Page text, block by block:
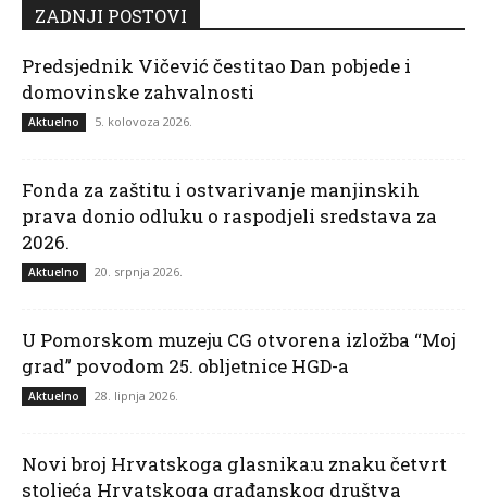
ZADNJI POSTOVI
Predsjednik Vičević čestitao Dan pobjede i
domovinske zahvalnosti
Aktuelno 5. kolovoza 2026.
Fonda za zaštitu i ostvarivanje manjinskih
prava donio odluku o raspodjeli sredstava za
2026.
Aktuelno 20. srpnja 2026.
U Pomorskom muzeju CG otvorena izložba “Moj
grad” povodom 25. obljetnice HGD-a
Aktuelno 28. lipnja 2026.
Novi broj Hrvatskoga glasnika:u znaku četvrt
stoljeća Hrvatskoga građanskog društva